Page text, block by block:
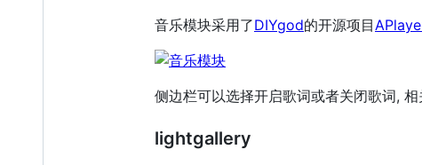
音乐模块采用了DIYgod的开源项目
侧边栏可以选择开启歌词或者关闭歌词,
lightgallery